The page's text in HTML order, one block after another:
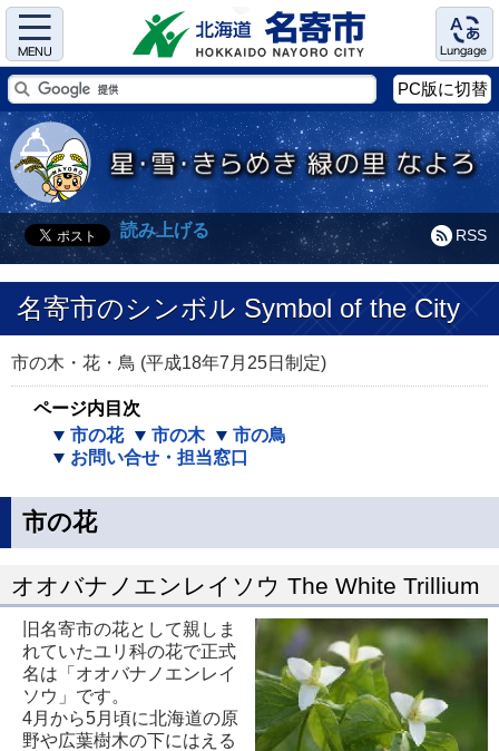
Menu Language
PC版に切替
RSS
読み上げる
名寄市のシンボル Symbol of the City
市の木・花・鳥 (平成18年7月25日制定)
ページ内目次
市の花
市の木
市の鳥
お問い合せ・担当窓口
市の花
オオバナノエンレイソウ The White Trillium
旧名寄市の花として親しま
れていたユリ科の花で正式
名は「オオバナノエンレイ
ソウ」です。
4月から5月頃に北海道の原
野や広葉樹木の下にはえる